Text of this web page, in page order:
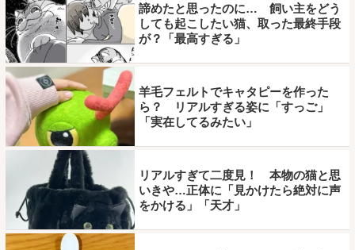
諦めたと思ったのに… 飼い主をどう
しても起こしたい猫、取った最終手段
が？「最高すぎる」
羊毛フェルトでキャタピーを作った
ら？ リアルすぎる姿に「すっご」
「実在してるみたい」
リアルすぎて二度見！ 本物の猫と思
いきや…正体に「見かけたら絶対に声
をかける」「天才」